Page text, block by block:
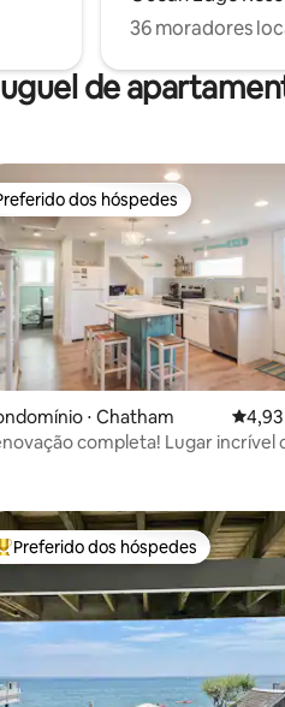
36 moradores
de
média de 5, 114 avaliações
dos hóspedes
dos hóspedes
⋅ Chatham 4,93
4,93
completa! Lugar incrível
os melhores preferidos dos
Preferido dos hóspedes